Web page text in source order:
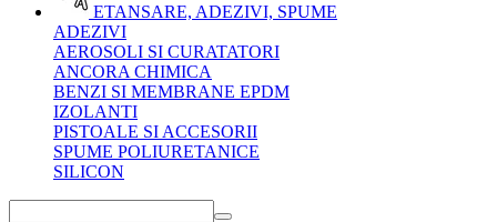
ETANSARE, ADEZIVI, SPUME
ADEZIVI
AEROSOLI SI CURATATORI
ANCORA CHIMICA
BENZI SI MEMBRANE EPDM
IZOLANTI
PISTOALE SI ACCESORII
SPUME POLIURETANICE
SILICON